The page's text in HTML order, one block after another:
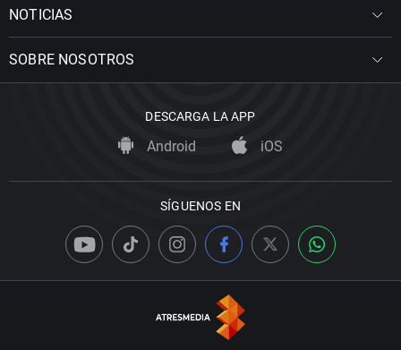
NOTICIAS
SOBRE NOSOTROS
DESCARGA LA APP
Android iOS
SÍGUENOS EN